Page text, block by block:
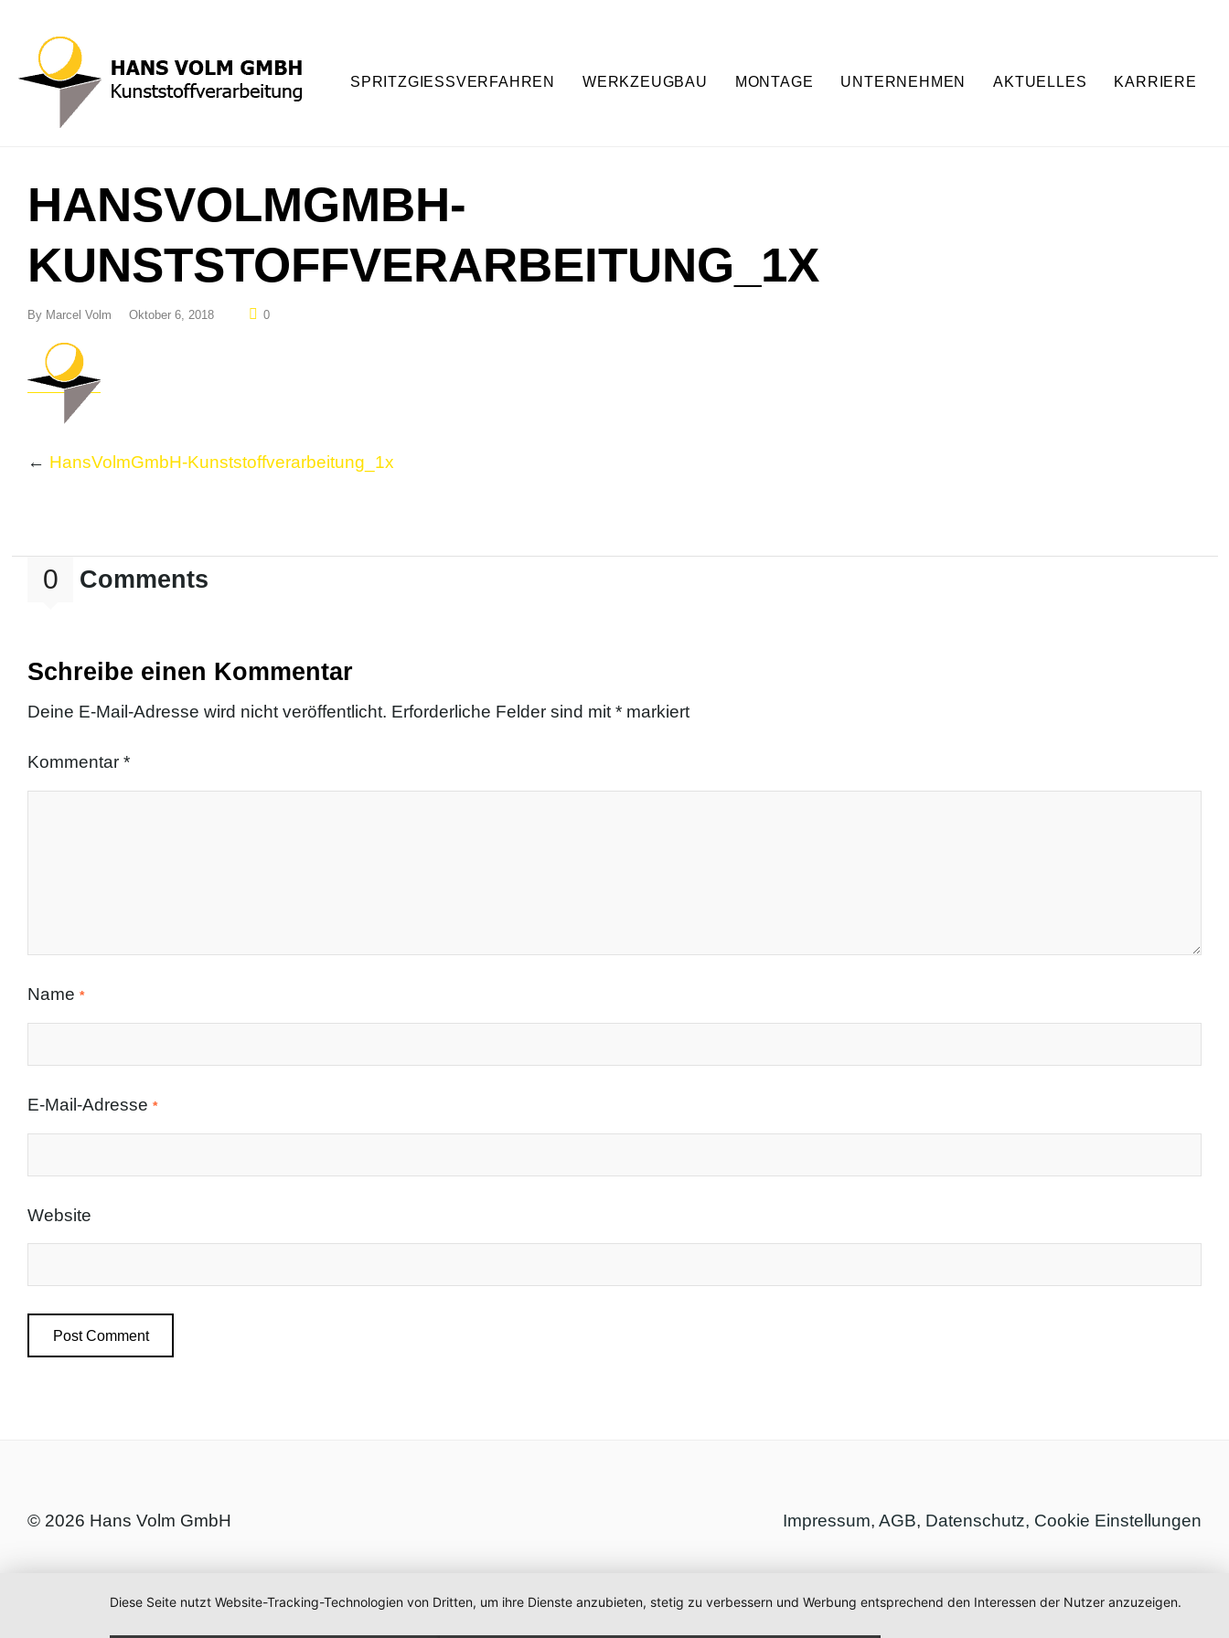
SPRITZGIESSVERFAHREN WERKZEUGBAU MONTAGE UNTERNEHMEN AKTUELLES KARRIERE
HANSVOLMGMBH-
KUNSTSTOFFVERARBEITUNG_1X
By Marcel Volm Oktober 6, 2018 0
← HansVolmGmbH-Kunststoffverarbeitung_1x
0 Comments
Schreibe einen Kommentar
Deine E-Mail-Adresse wird nicht veröffentlicht. Erforderliche Felder sind mit* markiert
Kommentar *
Name *
E-Mail-Adresse *
Website
© 2026 Hans Volm GmbH Impressum, AGB, Datenschutz, Cookie Einstellungen
Diese Seite nutzt Website-Tracking-Technologien von Dritten, um ihre Dienste anzubieten, stetig zu verbessern und Werbung entsprechend den Interessen der Nutzer anzuzeigen.